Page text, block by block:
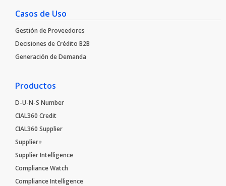
Casos de Uso
Gestión de Proveedores
Decisiones de Crédito B2B
Generación de Demanda
Productos
D-U-N-S Number
CIAL360 Credit
CIAL360 Supplier
Supplier+
Supplier Intelligence
Compliance Watch
Compliance Intelligence